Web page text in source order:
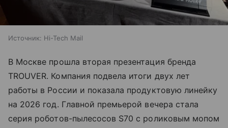
Источник: Hi-Tech Mail
В Москве прошла вторая презентация бренда
TROUVER. Компания подвела итоги двух лет
работы в России и показала продуктовую линейку
на 2026 год. Главной премьерой вечера стала
серия роботов-пылесосов S70 с роликовым мопом